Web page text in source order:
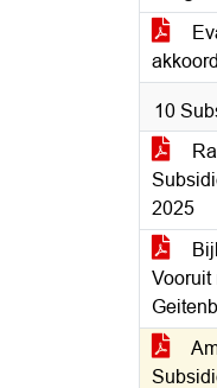
10
2025
Vooruit